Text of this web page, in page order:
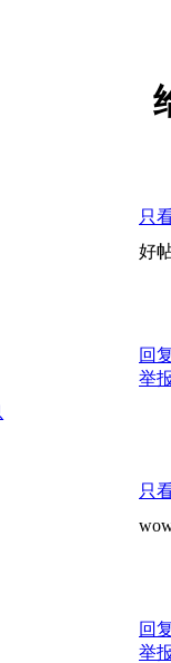
只
好
回
举
只
回
举